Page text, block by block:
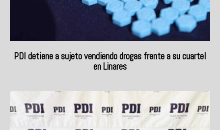
PDI detiene a sujeto vendiendo drogas frente a su cuartel
en Linares